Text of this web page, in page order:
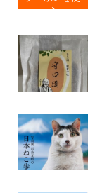
趣味・資格
宿泊
ホテル
旅館
ディナー注文
で ミニデザ
ート プレゼ
ント！